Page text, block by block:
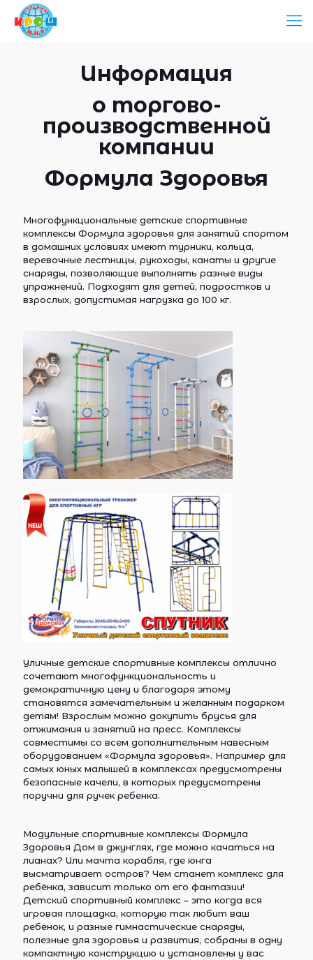
Информация
о торгово-
производственной
компании
Формула Здоровья
Многофункциональные детские спортивные
комплексы Формула здоровья для занятий спортом
в домашних условиях имеют турники, кольца,
веревочные лестницы, рукоходы, канаты и другие
снаряды, позволяющие выполнять разные виды
упражнений. Подходят для детей, подростков и
взрослых, допустимая нагрузка до 100 кг.
Уличные детские спортивные комплексы отлично
сочетают многофункциональность и
демократичную цену и благодаря этому
становятся замечательным и желанным подарком
детям! Взрослым можно докупить брусья для
отжимания и занятий на пресс. Комплексы
совместимы со всем дополнительным навесным
оборудованием «Формула здоровья». Например для
самых юных малышей в комплексах предусмотрены
безопасные качели, в которых предусмотрены
поручни для ручек ребенка.
Модульные спортивные комплексы Формула
Здоровья Дом в джунглях, где можно качаться на
лианах? Или мачта корабля, где юнга
высматривает остров? Чем станет комплекс для
ребёнка, зависит только от его фантазии!
Детский спортивный комплекс – это когда вся
игровая площадка, которую так любит ваш
ребёнок, и разные гимнастические снаряды,
полезные для здоровья и развития, собраны в одну
компактную конструкцию и установлены у вас